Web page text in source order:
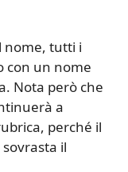
nome, tutti i
con un nome
Nota però che
a
perché il
il